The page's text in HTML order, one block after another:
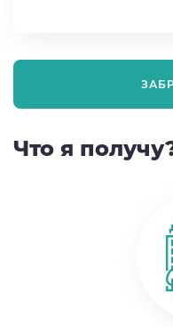
Что я